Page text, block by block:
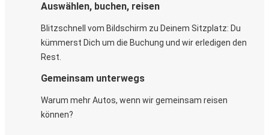
Auswählen, buchen, reisen
Blitzschnell vom Bildschirm zu Deinem Sitzplatz: Du
kümmerst Dich um die Buchung und wir erledigen den
Rest.
Gemeinsam unterwegs
Warum mehr Autos, wenn wir gemeinsam reisen
können?